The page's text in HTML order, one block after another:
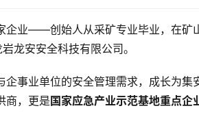
企业——创始人从采矿专业毕业，在矿
龙安安全科技有限公司。
企事业单位的安全管理需求，成长为
商，更是 国家应急产业示范基地重点